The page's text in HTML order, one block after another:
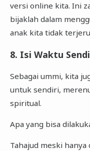
versi online kita. Ini
bijaklah dalam
anak kita tidak
8. Isi Waktu
Sebagai ummi, kita
untuk sendiri,
spiritual.
Apa yang bisa
Tahajud meski hanya